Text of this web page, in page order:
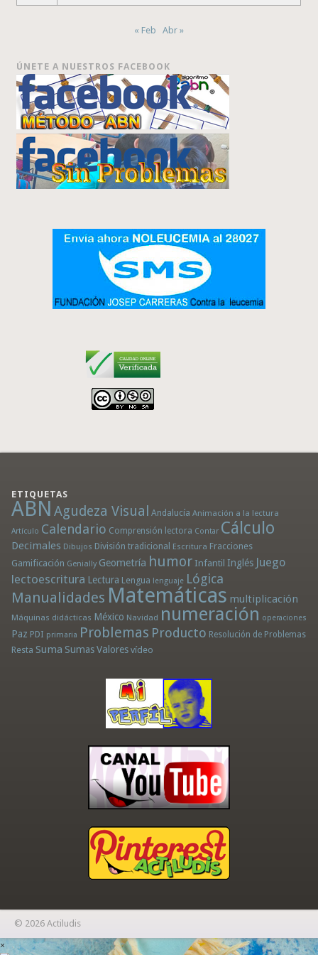
« Feb Abr »
ÚNETE A NUESTROS FACEBOOK
ETIQUETAS
ABN Agudeza Visual Andalucía Animación a la lectura
Artículo Calendario Comprensión lectora Contar Cálculo
Decimales Dibujos División tradicional Escritura Fracciones
Gamificación Genially Geometría humor Infantil Inglés Juego
lectoescritura Lectura Lengua lenguaje Lógica
Manualidades Matemáticas multiplicación
Máquinas didácticas México Navidad numeración operaciones
Paz PDI primaria Problemas Producto Resolución de Problemas
Resta Suma Sumas Valores vídeo
© 2026 Actiludis
×